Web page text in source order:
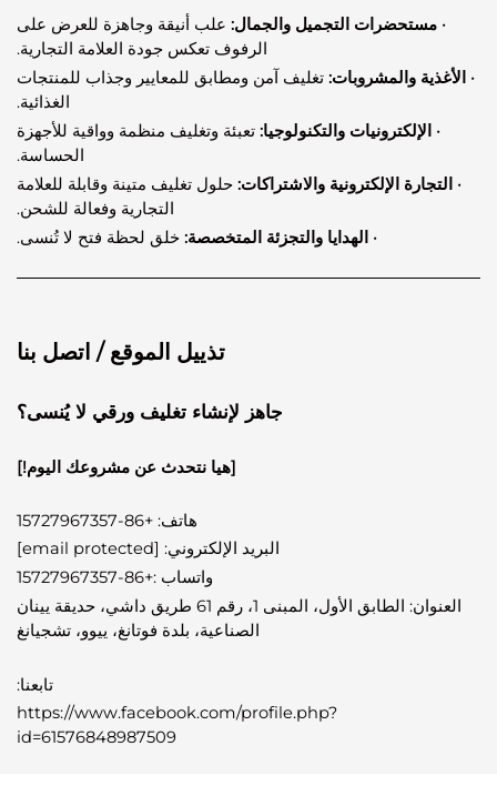
التجميل والجمال:علب أنيقة وجاهزة للعرض على
الرفوف تعكس جودة العلامة التجارية.
والمشروبات:تغليف آمن ومطابق للمعايير وجذاب للمنتجات
الإلكترونيات والتكنولوجيا:تعبئة وتغليف منظمة وواقية للأجهزة
الحساسة.
الإلكترونية والاشتراكات:حلول تغليف متينة وقابلة للعلامة
التجارية وفعالة للشحن.
· الهدايا والتجزئة المتخصصة:خلق لحظة فتح لا تُنسى.
تذييل الموقع / اتصل بنا
جاهز لإنشاء تغليف ورقي لا يُنسى؟
[هيا نتحدث عن مشروعك اليوم!]
البريد الإلكتروني:[email protected]
+86-15727967357
العنوان: الطابق الأول، المبنى 1، رقم 61 طريق داشي، حديقة يينان
الصناعية، بلدة فوتانغ، ييوو، تشجيانغ
https://www.facebook.com/profile.php?
id=61576848987509